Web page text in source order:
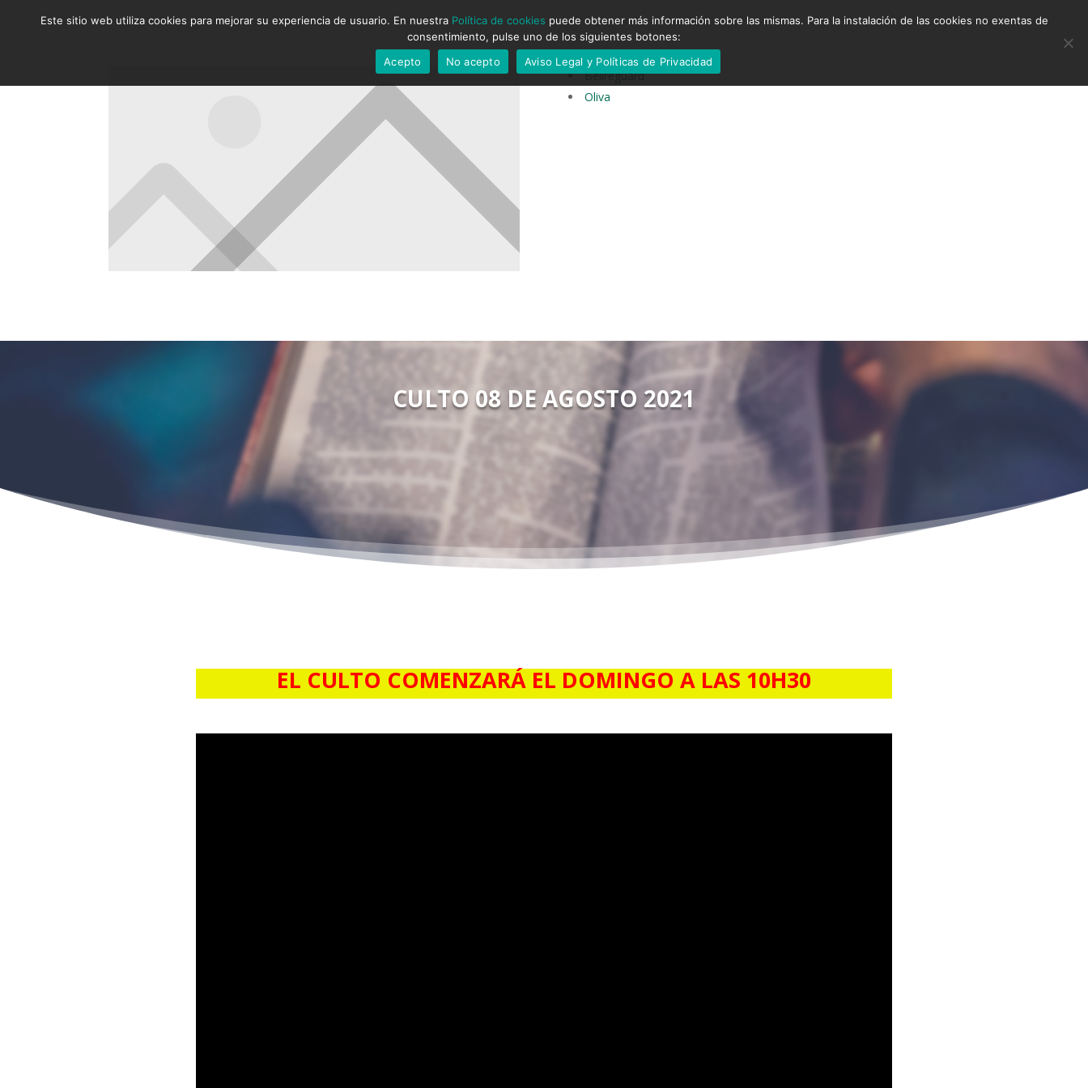
Bellreguard
Oliva
CULTO 08 DE AGOSTO 2021
EL CULTO COMENZARÁ EL DOMINGO A LAS 10H30
Este sitio web utiliza cookies para mejorar su experiencia de usuario. En nuestra Política de cookies puede obtener más información sobre las mismas. Para la instalación de las cookies no exentas de
consentimiento, pulse uno de los siguientes botones:
Acepto
No acepto Aviso Legal y Políticas de Privacidad